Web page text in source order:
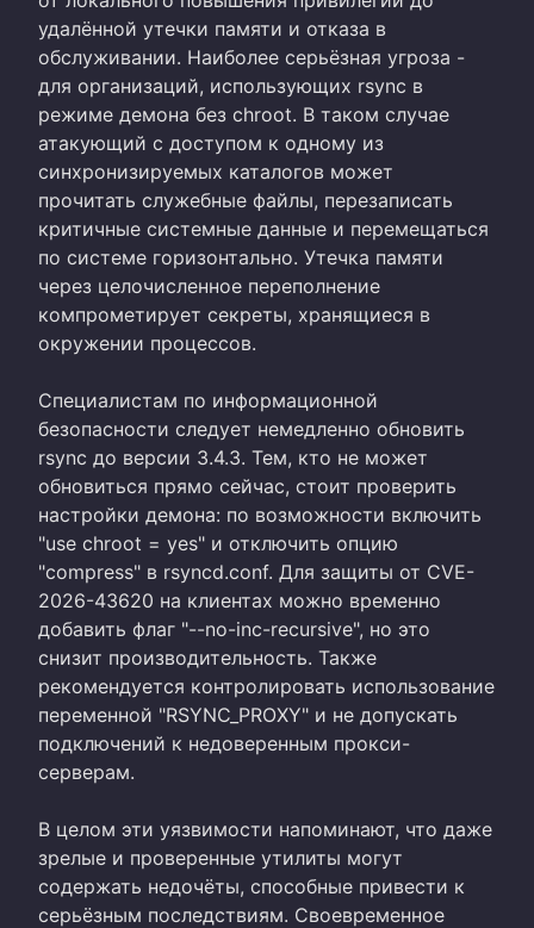
удалённой утечки памяти и отказа в
обслуживании. Наиболее серьёзная угроза -
для организаций, использующих rsync в
режиме демона без chroot. В таком случае
атакующий с доступом к одному из
синхронизируемых каталогов может
прочитать служебные файлы, перезаписать
критичные системные данные и перемещаться
по системе горизонтально. Утечка памяти
через целочисленное переполнение
компрометирует секреты, хранящиеся в
окружении процессов.
Специалистам по информационной
безопасности следует немедленно обновить
rsync до версии 3.4.3. Тем, кто не может
обновиться прямо сейчас, стоит проверить
настройки демона: по возможности включить
"use chroot = yes" и отключить опцию
"compress" в rsyncd.conf. Для защиты от CVE-
2026-43620 на клиентах можно временно
добавить флаг "--no-inc-recursive", но это
снизит производительность. Также
рекомендуется контролировать использование
переменной "RSYNC_PROXY" и не допускать
подключений к недоверенным прокси-
серверам.
В целом эти уязвимости напоминают, что даже
зрелые и проверенные утилиты могут
содержать недочёты, способные привести к
серьёзным последствиям. Своевременное